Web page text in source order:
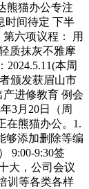
熊猫办公专注
时间待定 下半
六项议程： 用
质抹灰不雅摩
本周
颁发获眉山市
产进修教育 例会
3月20日（周
在熊猫办公。1.
够添加删除等编
9:00-9:30签
大，公司会议
训等各类各样